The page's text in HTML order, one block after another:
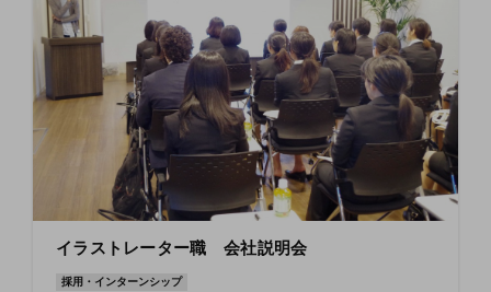
イラストレーター職 会社説明会
採用・インターンシップ